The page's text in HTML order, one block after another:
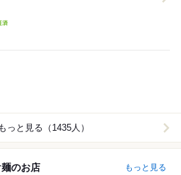
っと見る（1435人）
のお店 もっと見る